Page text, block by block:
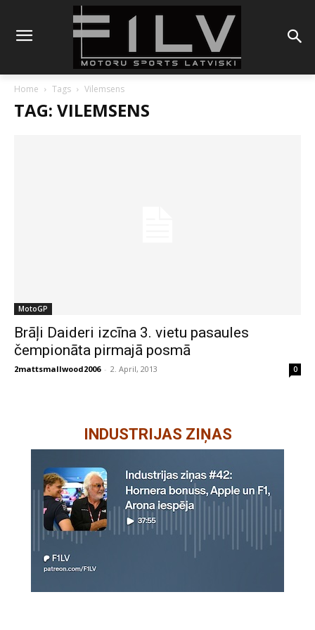
Home Tags Vilemsens
TAG: VILEMSENS
MotoGP
Brāļi Daideri izcīna 3. vietu pasaules
čempionāta pirmajā posmā
2mattsmallwood2006 - 2. April, 2013 0
INDUSTRIJAS ZIŅAS